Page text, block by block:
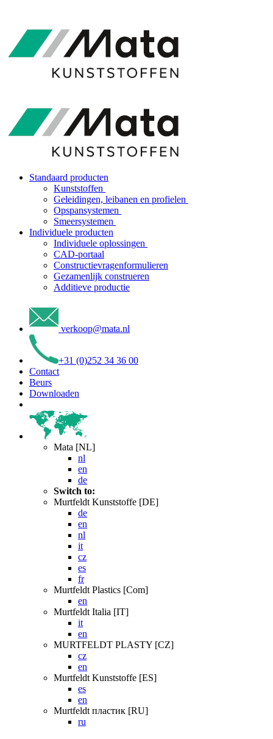
Standaard producten
Kunststoffen
Geleidingen, leibanen en profielen
Opspansystemen
Smeersystemen
Individuele producten
Individuele oplossingen
CAD-portaal
Constructievragenformulieren
Gezamenlijk construeren
Additieve productie
verkoop@mata.nl
+31 (0)252 34 36 00
Contact
Beurs
Downloaden
Mata [NL]
nl
en
de
Switch to:
Murtfeldt Kunststoffe [DE]
de
en
nl
it
cz
es
fr
Murtfeldt Plastics [Com]
en
Murtfeldt Italia [IT]
it
en
MURTFELDT PLASTY [CZ]
cz
en
Murtfeldt Kunststoffe [ES]
es
en
Murtfeldt пластик [RU]
ru